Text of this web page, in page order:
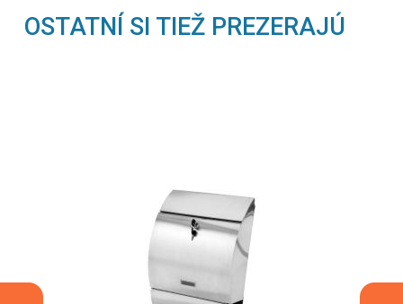
OSTATNÍ SI TIEŽ PREZERAJÚ